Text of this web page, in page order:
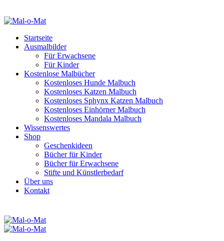
Startseite
Ausmalbilder
Für Erwachsene
Für Kinder
Kostenlose Malbücher
Kostenloses Hunde Malbuch
Kostenloses Katzen Malbuch
Kostenloses Sphynx Katzen Malbuch
Kostenloses Einhörner Malbuch
Kostenloses Mandala Malbuch
Wissenswertes
Shop
Geschenkideen
Bücher für Kinder
Bücher für Erwachsene
Stifte und Künstlerbedarf
Über uns
Kontakt